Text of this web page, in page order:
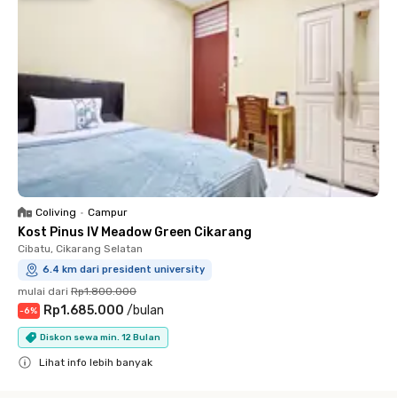
Coliving • Campur
Kost Pinus IV Meadow Green Cikarang
Cibatu, Cikarang Selatan
6.4 km dari president university
mulai dari Rp1.800.000
-6% Rp1.685.000 /bulan
Diskon sewa min. 12 Bulan
Lihat info lebih banyak